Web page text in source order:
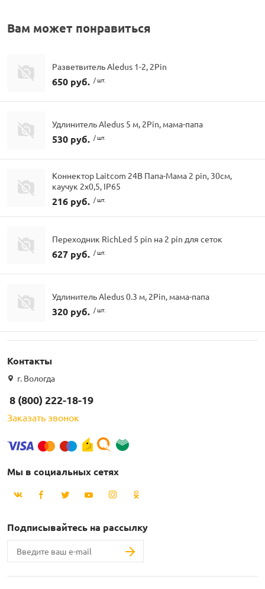
Вам может понравиться
Разветвитель Aledus 1-2, 2Pin
650 руб. / шт.
Удлинитель Aledus 5 м, 2Pin, мама-папа
530 руб. / шт.
Коннектор Laitcom 24В Папа-Мама 2 pin, 30см,
каучук 2х0,5, IP65
216 руб. / шт.
Переходник RichLed 5 pin на 2 pin для сеток
627 руб. / шт.
Удлинитель Aledus 0.3 м, 2Pin, мама-папа
320 руб. / шт.
Контакты
г. Вологда
8 (800) 222-18-19
Заказать звонок
Мы в социальных сетях
Подписывайтесь на рассылку